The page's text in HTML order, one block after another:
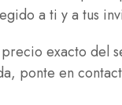
a ti y a tus
exacto del
ponte en